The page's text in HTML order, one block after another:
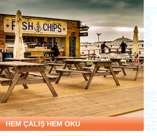
HEM ÇALIŞ HEM OKU